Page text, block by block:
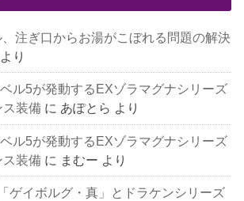
注ぎ口からお湯がこぼれる問題の解決
より
ベル5が発動するEXゾラマグナシリーズ
ス装備 に あぽとら より
ベル5が発動するEXゾラマグナシリーズ
ス装備 に まむー より
ゲイボルグ・真」とドラケンシリーズ